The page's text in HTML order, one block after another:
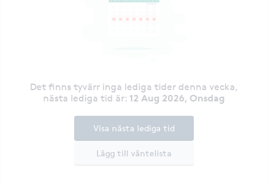
Det finns tyvärr inga lediga tider denna vecka,
nästa lediga tid är: 12 Aug 2026, Onsdag
Lägg till väntelista
Visa nästa lediga tid